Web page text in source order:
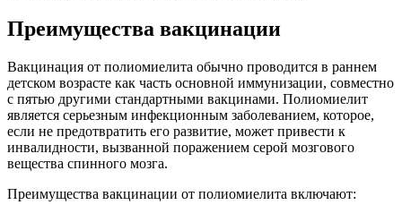
Преимущества вакцинации
Вакцинация от полиомиелита обычно проводится в раннем
детском возрасте как часть основной иммунизации, совместно
с пятью другими стандартными вакцинами. Полиомиелит
является серьезным инфекционным заболеванием, которое,
если не предотвратить его развитие, может привести к
инвалидности, вызванной поражением серой мозгового
вещества спинного мозга.
Преимущества вакцинации от полиомиелита включают: